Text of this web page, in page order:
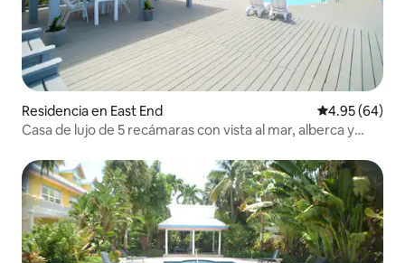
Residencia en East End Calificación
4.95 (64)
Casa de lujo de 5 recámaras con vista al mar, alberca y